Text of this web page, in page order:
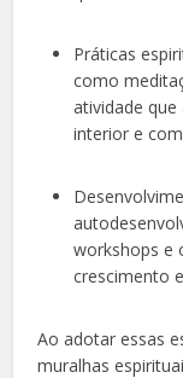
Práticas
como
atividade
interior e
workshops e
crescimento
Ao adotar essas
muralhas